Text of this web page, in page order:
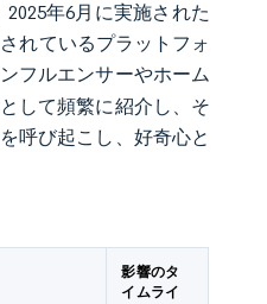
年6月に実施された
れているプラットフォ
フルエンサーやホーム
して頻繁に紹介し、そ
呼び起こし、好奇心と
影響のタ
イムライ